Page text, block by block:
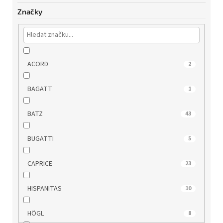
Značky
ACORD 2
BAGATT 1
BATZ 43
BUGATTI 5
CAPRICE 23
HISPANITAS 10
HÖGL 8